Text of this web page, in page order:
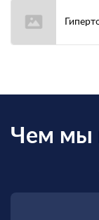
Чем мы